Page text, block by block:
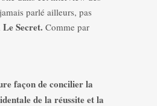
parlé ailleurs, pas
Secret. Comme par
façon de concilier la
de la réussite et la